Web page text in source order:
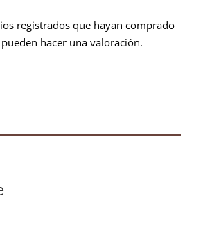
registrados que hayan comprado
hacer una valoración.